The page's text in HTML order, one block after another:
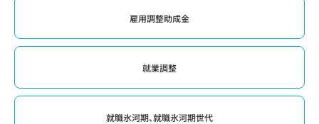
雇用調整助成金
就業調整
就職氷河期、就職氷河期世代